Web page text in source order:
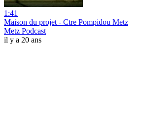
1:41
Maison du projet - Ctre Pompidou Metz
Metz Podcast
il y a 20 ans